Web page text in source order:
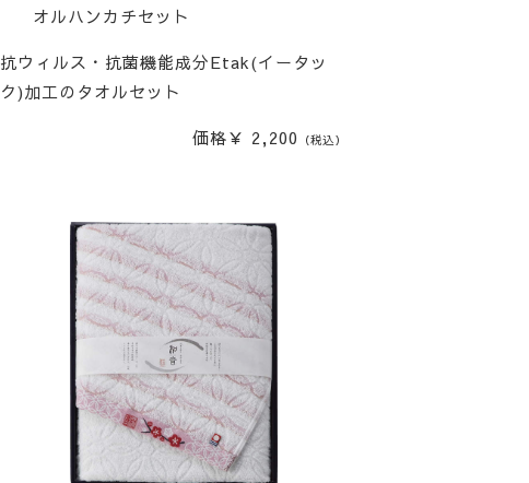
オルハンカチセット
抗ウィルス・抗菌機能成分Etak(イータッ
ク)加工のタオルセット
価格￥ 2,200 （税込）